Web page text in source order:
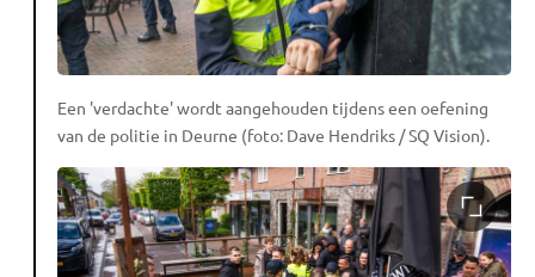
Een 'verdachte' wordt aangehouden tijdens een oefening
van de politie in Deurne (foto: Dave Hendriks / SQ Vision).